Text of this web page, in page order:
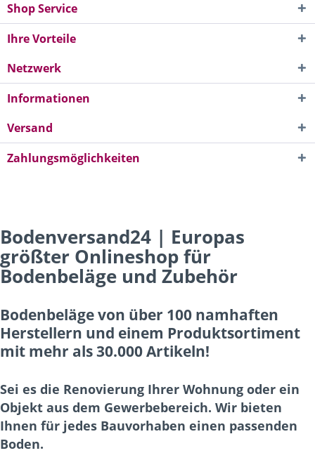
Shop Service
Ihre Vorteile
Netzwerk
Informationen
Versand
Zahlungsmöglichkeiten
Bodenversand24 | Europas
größter Onlineshop für
Bodenbeläge und Zubehör
Bodenbeläge von über 100 namhaften
Herstellern und einem Produktsortiment
mit mehr als 30.000 Artikeln!
Sei es die Renovierung Ihrer Wohnung oder ein
Objekt aus dem Gewerbebereich. Wir bieten
Ihnen für jedes Bauvorhaben einen passenden
Boden.